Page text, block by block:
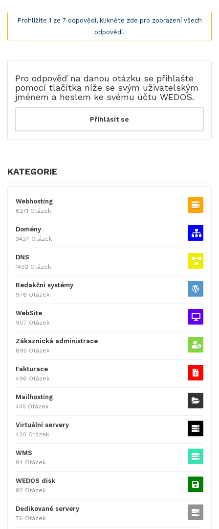
Prohlížíte 1 ze 7 odpovědí, klikněte zde pro zobrazení všech
odpovědí.
Pro odpověď na danou otázku se přihlašte
pomocí tlačítka níže se svým uživatelským
jménem a heslem ke svému účtu WEDOS.
KATEGORIE
Webhosting
6271 Otázek
Domény
3427 Otázek
DNS
1492 Otázek
Redakční systémy
976 Otázek
WebSite
907 Otázek
Zákaznická administrace
895 Otázek
Fakturace
496 Otázek
Mailhosting
445 Otázek
Virtuální servery
420 Otázek
WMS
94 Otázek
WEDOS disk
92 Otázek
Dedikované servery
76 Otázek